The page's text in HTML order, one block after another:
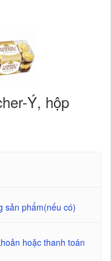
Ý, hộp
sản phẩm(nếu có)
hoặc thanh toán